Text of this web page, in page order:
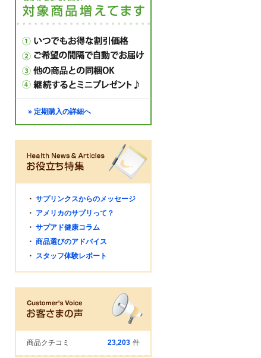
» 定期購入の詳細へ
・ サプリンクスからのメッセージ
・ アメリカのサプリって？
・ サプアド健康コラム
・ 商品選びのアドバイス
・ スタッフ体験レポート
商品クチコミ 23,203 件